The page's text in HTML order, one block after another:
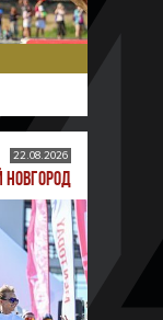
22.08.2026